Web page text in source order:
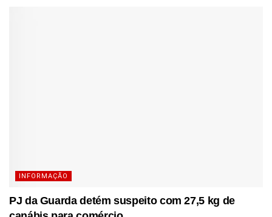
INFORMAÇÃO
PJ da Guarda detém suspeito com 27,5 kg de